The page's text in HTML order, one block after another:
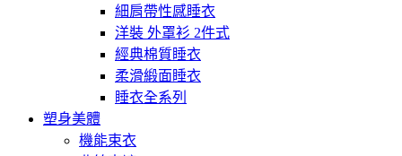
細肩帶性感睡衣
洋裝 外罩衫 2件式
經典棉質睡衣
柔滑緞面睡衣
睡衣全系列
塑身美體
機能束衣